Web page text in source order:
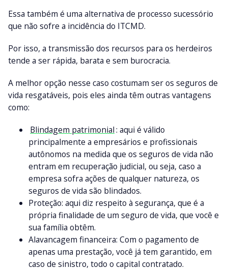
Essa também é uma alternativa de processo sucessório
que não sofre a incidência do ITCMD.
Por isso, a transmissão dos recursos para os herdeiros
tende a ser rápida, barata e sem burocracia.
A melhor opção nesse caso costumam ser os seguros de
vida resgatáveis, pois eles ainda têm outras vantagens
como:
Blindagem patrimonial: aqui é válido
principalmente a empresários e profissionais
autônomos na medida que os seguros de vida não
entram em recuperação judicial, ou seja, caso a
empresa sofra ações de qualquer natureza, os
seguros de vida são blindados.
Proteção: aqui diz respeito à segurança, que é a
própria finalidade de um seguro de vida, que você e
sua família obtêm.
Alavancagem financeira: Com o pagamento de
apenas uma prestação, você já tem garantido, em
caso de sinistro, todo o capital contratado.